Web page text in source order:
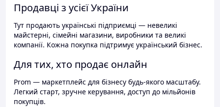
Продавці з усієї України
Тут продають українські підприємці — невеликі
майстерні, сімейні магазини, виробники та великі
компанії. Кожна покупка підтримує український бізнес.
Для тих, хто продає онлайн
Prom — маркетплейс для бізнесу будь-якого масштабу.
Легкий старт, зручне керування, доступ до мільйонів
покупців.